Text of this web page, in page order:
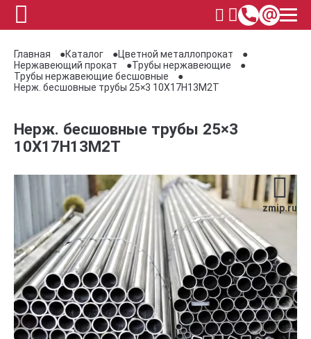
Главная Каталог
Цветной металлопрокат
Нержавеющий прокат
Трубы нержавеющие
Трубы нержавеющие бесшовные
Нерж. бесшовные трубы 25×3 10Х17Н13М2Т
Нерж. бесшовные трубы 25×3
10Х17Н13М2Т
zmip.ru